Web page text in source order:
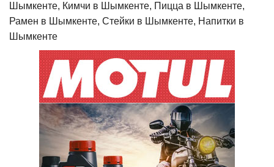
Шымкенте, Кимчи в Шымкенте, Пицца в Шымкенте,
Рамен в Шымкенте, Стейки в Шымкенте, Напитки в
Шымкенте